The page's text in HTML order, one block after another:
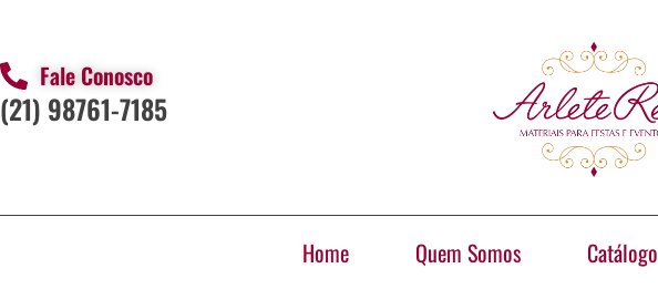
Fale Conosco
(21) 98761-7185
Home Quem Somos Catálogo